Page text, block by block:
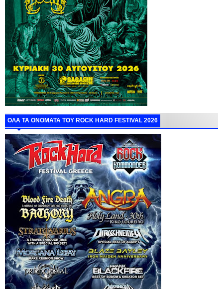
ΟΛΑ ΤΑ ΟΝΟΜΑΤΑ ΤΟΥ ROCK HARD FESTIVAL 2026